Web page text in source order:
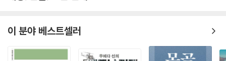
이 분야 베스트셀러